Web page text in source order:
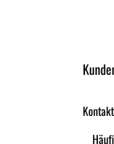
Kontakt